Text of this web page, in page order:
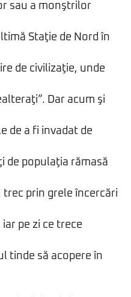
sau a monştrilor
Staţie de Nord în
de civilizaţie, unde
Dar acum şi
de a fi invadat de
de populaţia rămasă
trec prin grele încercări
pe zi ce trece
tinde să acopere în